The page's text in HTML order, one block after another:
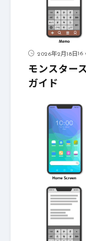
2026年2月18日16
モンスター
ガイド